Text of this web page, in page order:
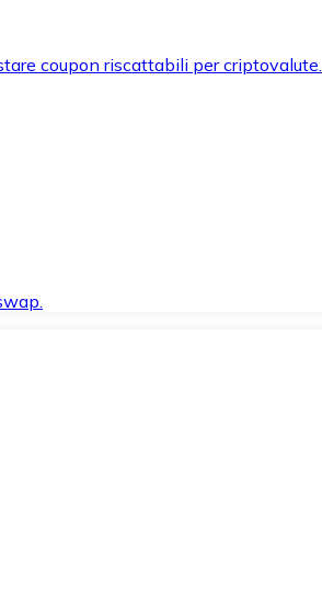
coupon riscattabili per criptovalute.